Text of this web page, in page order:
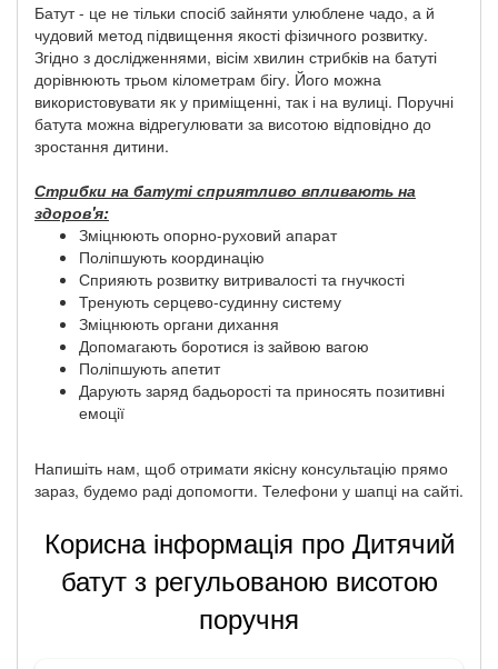
Батут - це не тільки спосіб зайняти улюблене чадо, а й
чудовий метод підвищення якості фізичного розвитку.
Згідно з дослідженнями, вісім хвилин стрибків на батуті
дорівнюють трьом кілометрам бігу. Його можна
використовувати як у приміщенні, так і на вулиці. Поручні
батута можна відрегулювати за висотою відповідно до
зростання дитини.
Стрибки на батуті сприятливо впливають на
здоров'я:
Зміцнюють опорно-руховий апарат
Поліпшують координацію
Сприяють розвитку витривалості та гнучкості
Тренують серцево-судинну систему
Зміцнюють органи дихання
Допомагають боротися із зайвою вагою
Поліпшують апетит
Дарують заряд бадьорості та приносять позитивні
емоції
Напишіть нам, щоб отримати якісну консультацію прямо
зараз, будемо раді допомогти. Телефони у шапці на сайті.
Корисна інформація про Дитячий
батут з регульованою висотою
поручня